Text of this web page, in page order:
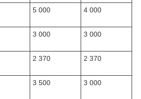
5 000 4 000
3 000 3 000
2 370 2 370
3 500 3 000